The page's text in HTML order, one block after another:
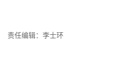
责任编辑：李士环